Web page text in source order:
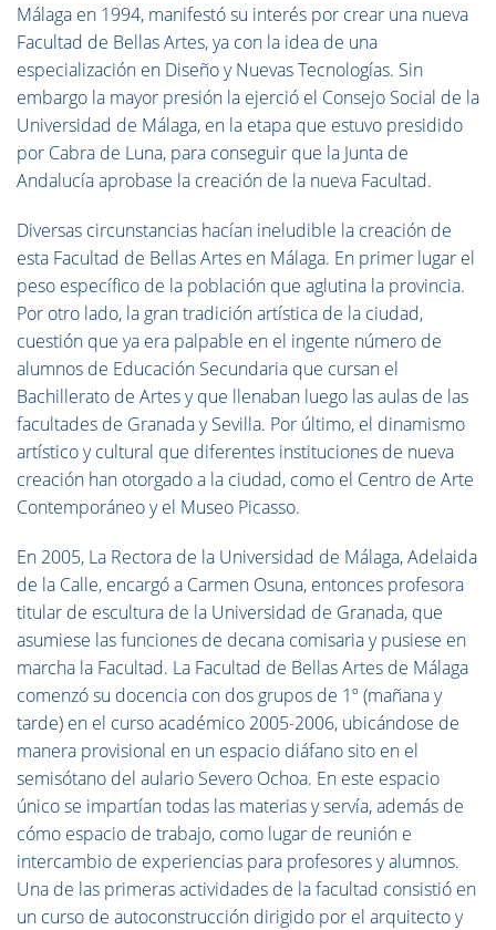
Málaga en 1994, manifestó su interés por crear una nueva
Facultad de Bellas Artes, ya con la idea de una
especialización en Diseño y Nuevas Tecnologías. Sin
embargo la mayor presión la ejerció el Consejo Social de la
Universidad de Málaga, en la etapa que estuvo presidido
por Cabra de Luna, para conseguir que la Junta de
Andalucía aprobase la creación de la nueva Facultad.
Diversas circunstancias hacían ineludible la creación de
esta Facultad de Bellas Artes en Málaga. En primer lugar el
peso específico de la población que aglutina la provincia.
Por otro lado, la gran tradición artística de la ciudad,
cuestión que ya era palpable en el ingente número de
alumnos de Educación Secundaria que cursan el
Bachillerato de Artes y que llenaban luego las aulas de las
facultades de Granada y Sevilla. Por último, el dinamismo
artístico y cultural que diferentes instituciones de nueva
creación han otorgado a la ciudad, como el Centro de Arte
Contemporáneo y el Museo Picasso.
En 2005, La Rectora de la Universidad de Málaga, Adelaida
de la Calle, encargó a Carmen Osuna, entonces profesora
titular de escultura de la Universidad de Granada, que
asumiese las funciones de decana comisaria y pusiese en
marcha la Facultad. La Facultad de Bellas Artes de Málaga
comenzó su docencia con dos grupos de 1º (mañana y
tarde) en el curso académico 2005-2006, ubicándose de
manera provisional en un espacio diáfano sito en el
semisótano del aulario Severo Ochoa. En este espacio
único se impartían todas las materias y servía, además de
cómo espacio de trabajo, como lugar de reunión e
intercambio de experiencias para profesores y alumnos.
Una de las primeras actividades de la facultad consistió en
un curso de autoconstrucción dirigido por el arquitecto y